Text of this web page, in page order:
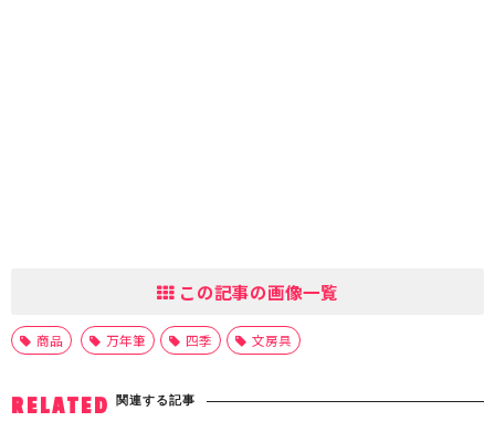
この記事の画像一覧
商品 万年筆 四季 文房具
RELATED 関連する記事